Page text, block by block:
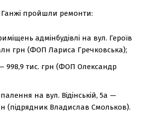
Ганжі пройшли ремонти:
адмінбудівлі на вул. Героїв
млн грн (ФОП Лариса Гречковська);
998,9 тис. грн (ФОП Олександр
на вул. Відінській, 5а —
(підрядник Владислав Смольков).